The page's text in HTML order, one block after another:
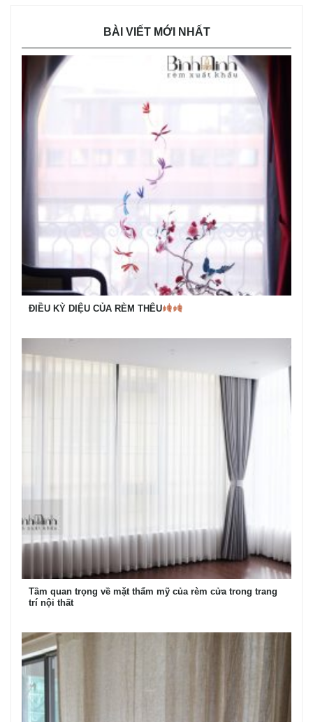
BÀI VIẾT MỚI NHẤT
ĐIỀU KỲ DIỆU CỦA RÈM THÊU
Tầm quan trọng về mặt thẩm mỹ của rèm cửa trong trang
trí nội thất